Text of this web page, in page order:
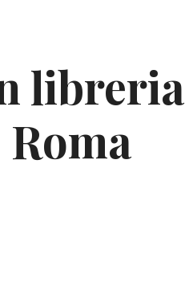
libreria